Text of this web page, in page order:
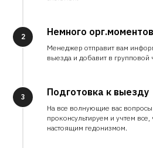
2 Немного орг.моментов
Менеджер отправит вам
выезда и добавит в групповой
3 Подготовка к выезду
На все волнующие вас
проконсультируем и учтем
настоящим гедонизмом.